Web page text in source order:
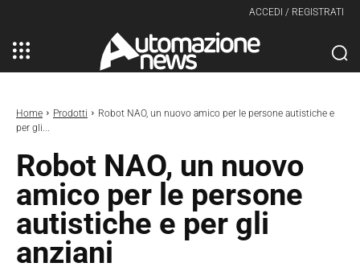
ACCEDI / REGISTRATI
Home Prodotti
Robot NAO, un nuovo amico per le persone autistiche e
per gli...
Robot NAO, un nuovo
amico per le persone
autistiche e per gli
anziani